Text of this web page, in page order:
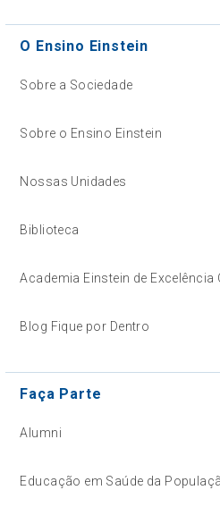
O Ensino Einstein
Sobre a Sociedade
Sobre o Ensino Einstein
Nossas Unidades
Biblioteca
Academia Einstein de Excelência
Blog Fique por Dentro
Faça Parte
Alumni
Educação em Saúde da